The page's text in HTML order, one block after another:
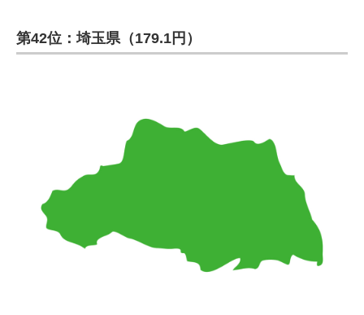
第42位：埼玉県（179.1円）